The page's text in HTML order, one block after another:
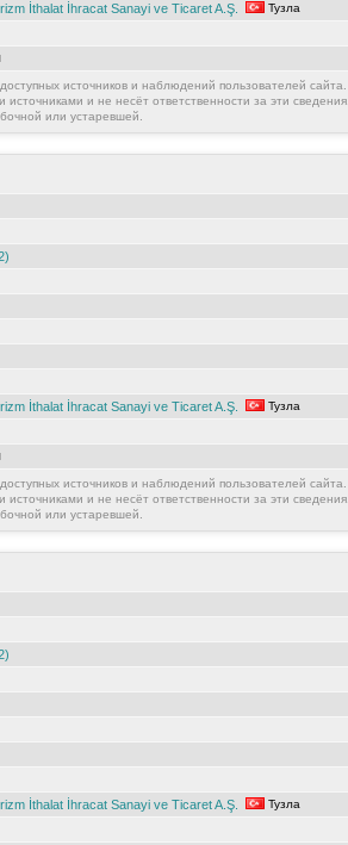
İthalat İhracat Sanayi ve Ticaret A.Ş. Тузла
источников и наблюдений пользователей сайта.
и не несёт ответственности за эти сведения.
или устаревшей.
İthalat İhracat Sanayi ve Ticaret A.Ş. Тузла
источников и наблюдений пользователей сайта.
и не несёт ответственности за эти сведения.
или устаревшей.
İthalat İhracat Sanayi ve Ticaret A.Ş. Тузла